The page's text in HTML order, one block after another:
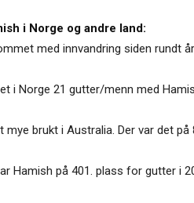
i Norge og andre land:
med innvandring siden rundt år
i Norge 21 gutter/menn med
mye brukt i Australia. Der var det på
Hamish på 401. plass for gutter i